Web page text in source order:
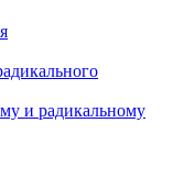
и радикальному